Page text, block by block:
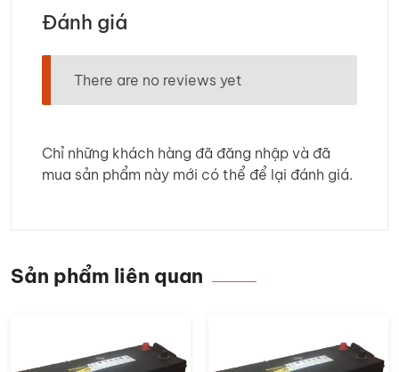
Đánh giá
There are no reviews yet
Chỉ những khách hàng đã đăng nhập và đã
mua sản phẩm này mới có thể để lại đánh giá.
Sản phẩm liên quan